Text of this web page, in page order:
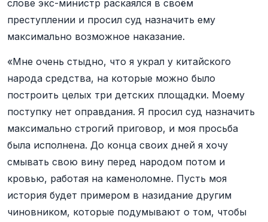
слове экс-министр раскаялся в своём
преступлении и просил суд назначить ему
максимально возможное наказание.
«Мне очень стыдно, что я украл у китайского
народа средства, на которые можно было
построить целых три детских площадки. Моему
поступку нет оправдания. Я просил суд назначить
максимально строгий приговор, и моя просьба
была исполнена. До конца своих дней я хочу
смывать свою вину перед народом потом и
кровью, работая на каменоломне. Пусть моя
история будет примером в назидание другим
чиновником, которые подумывают о том, чтобы